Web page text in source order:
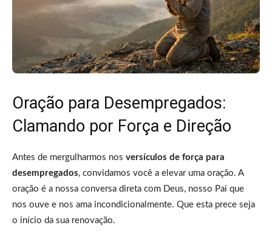
Oração para Desempregados:
Clamando por Força e Direção
Antes de mergulharmos nos versículos de força para
desempregados, convidamos você a elevar uma oração. A
oração é a nossa conversa direta com Deus, nosso Pai que
nos ouve e nos ama incondicionalmente. Que esta prece seja
o início da sua renovação.